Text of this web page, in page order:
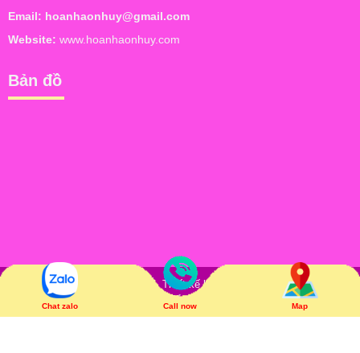
Chat zalo Call now Map
Email: hoanhaonhuy@gmail.com
Website: www.hoanhaonhuy.com
Bản đồ
Bản quyền © Hoàn Hảo Như Ý. Thiết kế bởi
. Trực tuyến: 8
| Hôm nay: 113 | Tổng truy cập: 74,600